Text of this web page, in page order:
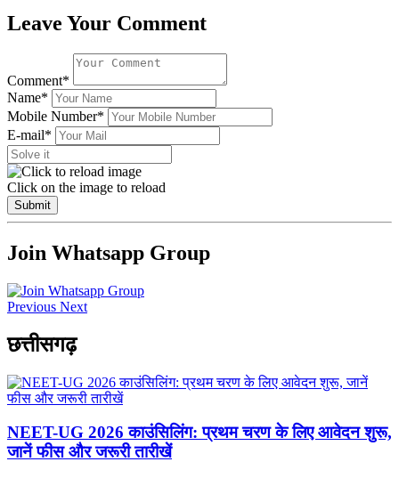
Leave Your Comment
Comment*
Name*
Mobile Number*
E-mail*
Click on the image to reload
Submit
Join Whatsapp Group
Previous Next
छत्तीसगढ़
NEET-UG 2026 काउंसिलिंग: प्रथम चरण के लिए आवेदन शुरू,
जानें फीस और जरूरी तारीखें